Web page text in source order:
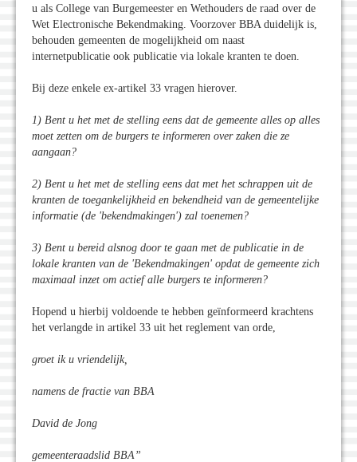
u als College van Burgemeester en Wethouders de raad over de
Wet Electronische Bekendmaking. Voorzover BBA duidelijk is,
behouden gemeenten de mogelijkheid om naast
internetpublicatie ook publicatie via lokale kranten te doen.
Bij deze enkele ex-artikel 33 vragen hierover.
1) Bent u het met de stelling eens dat de gemeente alles op alles
moet zetten om de burgers te informeren over zaken die ze
aangaan?
2) Bent u het met de stelling eens dat met het schrappen uit de
kranten de toegankelijkheid en bekendheid van de gemeentelijke
informatie (de 'bekendmakingen') zal toenemen?
3) Bent u bereid alsnog door te gaan met de publicatie in de
lokale kranten van de 'Bekendmakingen' opdat de gemeente zich
maximaal inzet om actief alle burgers te informeren?
Hopend u hierbij voldoende te hebben geïnformeerd krachtens
het verlangde in artikel 33 uit het reglement van orde,
groet ik u vriendelijk,
namens de fractie van BBA
David de Jong
gemeenteraadslid BBA”